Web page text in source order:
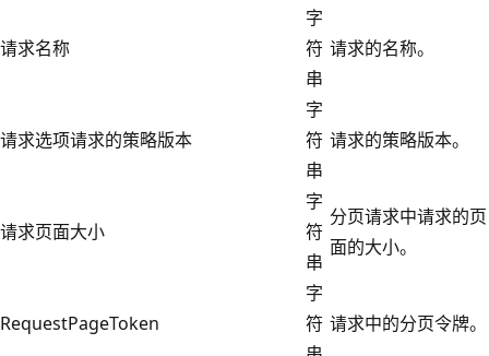
请求名称
字
符
串
请求的名称。
请求选项请求的策略版本
字
符
串
请求的策略版本。
请求页面大小
字
符
串
分页请求中请求的页
面的大小。
RequestPageToken
字
符 请求中的分页令牌。